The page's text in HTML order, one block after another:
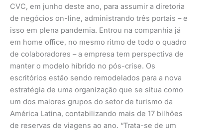
CVC, em junho deste ano, para assumir a diretoria
de negócios on-line, administrando três portais – e
isso em plena pandemia. Entrou na companhia já
em home office, no mesmo ritmo de todo o quadro
de colaboradores – a empresa tem perspectiva de
manter o modelo híbrido no pós-crise. Os
escritórios estão sendo remodelados para a nova
estratégia de uma organização que se situa como
um dos maiores grupos do setor de turismo da
América Latina, contabilizando mais de 17 bilhões
de reservas de viagens ao ano. “Trata-se de um